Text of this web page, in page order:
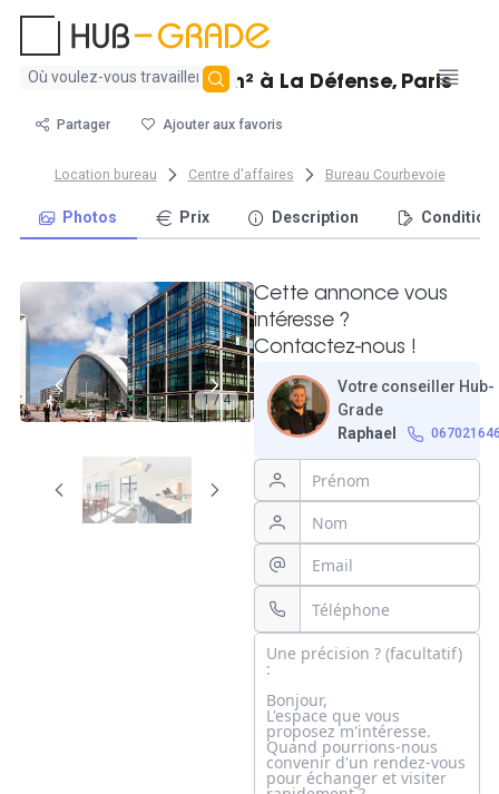
Aucun
trouvé
Bureau double 10m² à La Défense, Paris
Partager Ajouter aux favoris
Location bureau Centre d'affaires Bureau Courbevoie
Photos Prix Description
1 / 4
Cette annonce vous
intéresse ?
Contactez-nous !
Votre conseiller Hub-
Grade
Raphael